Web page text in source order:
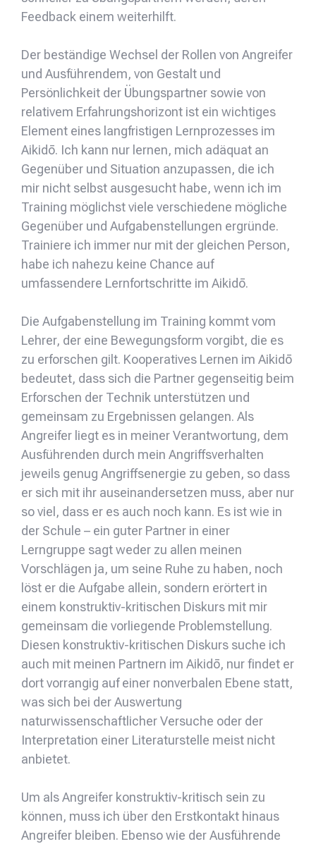
Feedback einem weiterhilft.
Der beständige Wechsel der Rollen von Angreifer
und Ausführendem, von Gestalt und
Persönlichkeit der Übungspartner sowie von
relativem Erfahrungshorizont ist ein wichtiges
Element eines langfristigen Lernprozesses im
Aikidō. Ich kann nur lernen, mich adäquat an
Gegenüber und Situation anzupassen, die ich
mir nicht selbst ausgesucht habe, wenn ich im
Training möglichst viele verschiedene mögliche
Gegenüber und Aufgabenstellungen ergründe.
Trainiere ich immer nur mit der gleichen Person,
habe ich nahezu keine Chance auf
umfassendere Lernfortschritte im Aikidō.
Die Aufgabenstellung im Training kommt vom
Lehrer, der eine Bewegungsform vorgibt, die es
zu erforschen gilt. Kooperatives Lernen im Aikidō
bedeutet, dass sich die Partner gegenseitig beim
Erforschen der Technik unterstützen und
gemeinsam zu Ergebnissen gelangen. Als
Angreifer liegt es in meiner Verantwortung, dem
Ausführenden durch mein Angriffsverhalten
jeweils genug Angriffsenergie zu geben, so dass
er sich mit ihr auseinandersetzen muss, aber nur
so viel, dass er es auch noch kann. Es ist wie in
der Schule – ein guter Partner in einer
Lerngruppe sagt weder zu allen meinen
Vorschlägen ja, um seine Ruhe zu haben, noch
löst er die Aufgabe allein, sondern erörtert in
einem konstruktiv-kritischen Diskurs mit mir
gemeinsam die vorliegende Problemstellung.
Diesen konstruktiv-kritischen Diskurs suche ich
auch mit meinen Partnern im Aikidō, nur findet er
dort vorrangig auf einer nonverbalen Ebene statt,
was sich bei der Auswertung
naturwissenschaftlicher Versuche oder der
Interpretation einer Literaturstelle meist nicht
anbietet.
Um als Angreifer konstruktiv-kritisch sein zu
können, muss ich über den Erstkontakt hinaus
Angreifer bleiben. Ebenso wie der Ausführende